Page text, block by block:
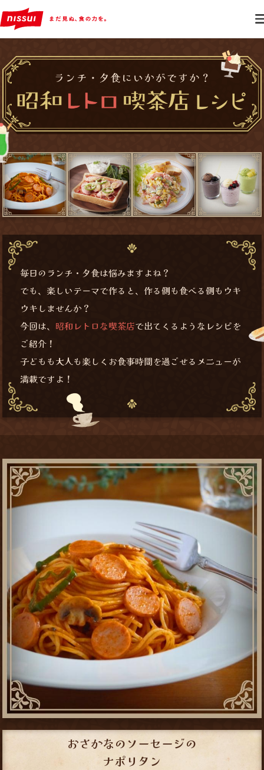
毎日のランチ・夕食は悩みますよね？
でも、楽しいテーマで作ると、 作る側も食べる側もウキ
ウキしませんか？
今回は、 昭和レトロな喫茶店で出てくるような レシピを
ご紹介！
子どもも大人も楽しくお食事時間を過ごせる メニューが
満載ですよ！
おさかなのソーセージの
ナポリタン